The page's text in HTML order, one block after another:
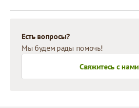
Есть вопросы?
Мы будем рады помочь!
Свяжитесь с нами